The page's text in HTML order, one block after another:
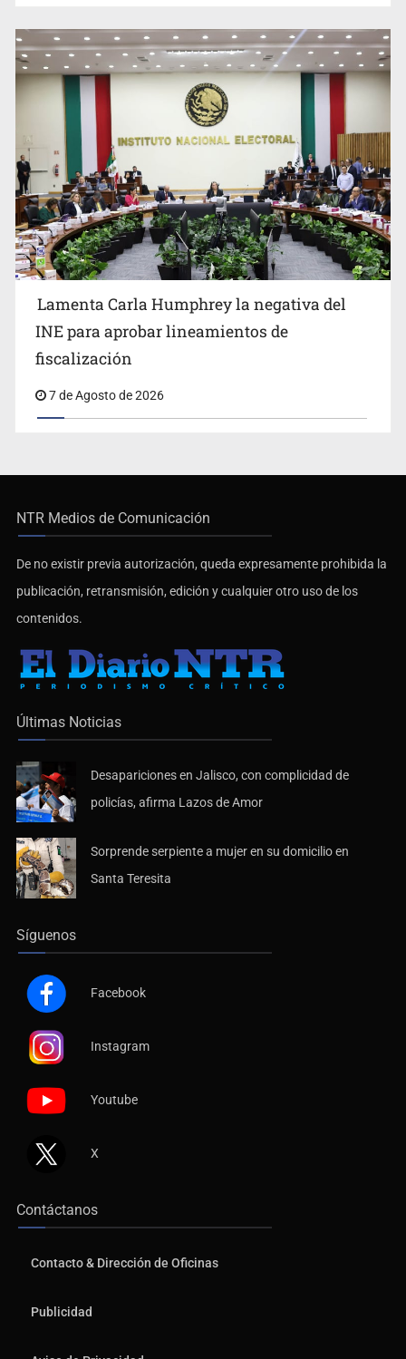
Lamenta Carla Humphrey la negativa del
INE para aprobar lineamientos de
fiscalización
7 de Agosto de 2026
NTR Medios de Comunicación
De no existir previa autorización, queda expresamente prohibida la
publicación, retransmisión, edición y cualquier otro uso de los
contenidos.
Últimas Noticias
Desapariciones en Jalisco, con complicidad de
policías, afirma Lazos de Amor
Sorprende serpiente a mujer en su domicilio en
Santa Teresita
Síguenos
Facebook
Instagram
Youtube
X
Contáctanos
Contacto & Dirección de Oficinas
Publicidad